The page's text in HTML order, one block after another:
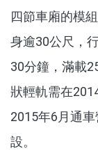
四節車廂的模
身逾30公尺，
30分鐘，滿載
狀輕軌需在
2015年6月通
設。